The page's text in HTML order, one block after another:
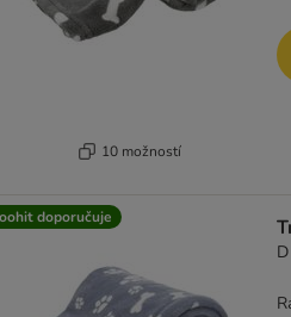
10 možností
doporučuje